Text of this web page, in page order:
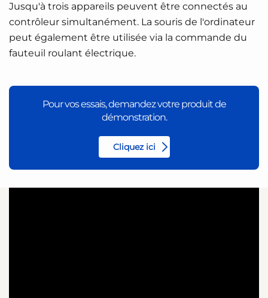
Jusqu'à trois appareils peuvent être connectés au
contrôleur simultanément. La souris de l'ordinateur
peut également être utilisée via la commande du
fauteuil roulant électrique.
Pour vos essais, demandez votre produit de
démonstration.
Cliquez ici